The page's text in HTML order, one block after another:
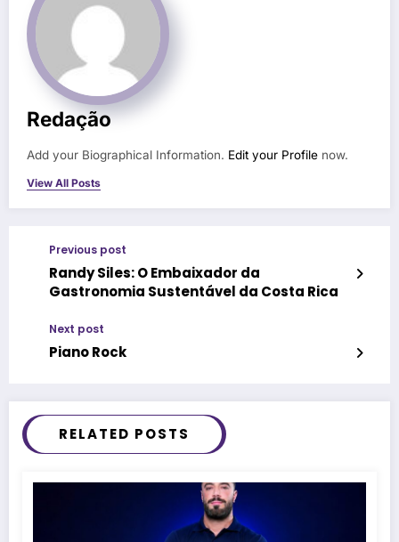
Redação
Add your Biographical Information. Edit your Profile now.
View All Posts
Previous post
Randy Siles: O Embaixador da
Gastronomia Sustentável da Costa Rica
Next post
Piano Rock
RELATED POSTS